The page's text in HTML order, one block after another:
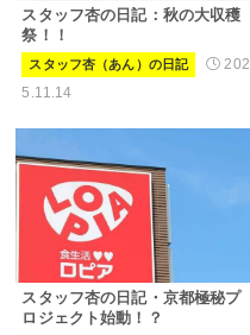
スタッフ杏の日記：秋の大収穫
祭！！
スタッフ杏（あん）の日記
202
5.11.14
スタッフ杏の日記・京都極秘プ
ロジェクト始動！？